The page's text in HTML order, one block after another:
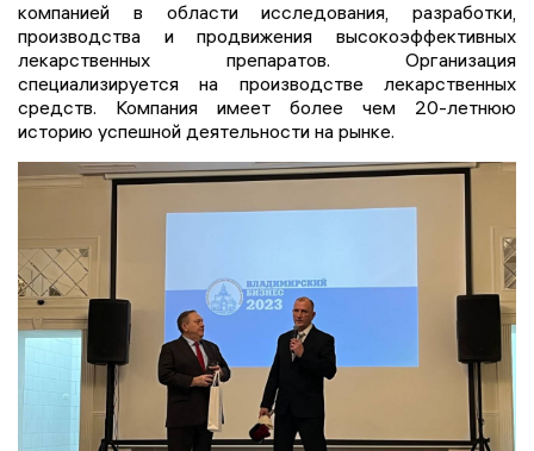
компанией в области исследования, разработки,
производства и продвижения высокоэффективных
лекарственных препаратов. Организация
специализируется на производстве лекарственных
средств. Компания имеет более чем 20-летнюю
историю успешной деятельности на рынке.